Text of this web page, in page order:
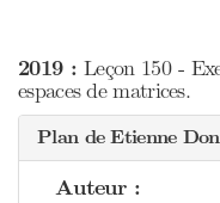
2019 : Leçon 150 -
espaces de matrices.
Plan de Etienne
Auteur :